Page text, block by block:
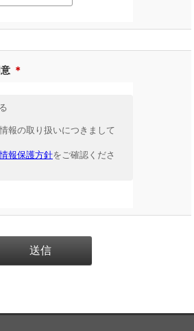
＊
報の取り扱いにつきまして
報保護方針をご確認くださ